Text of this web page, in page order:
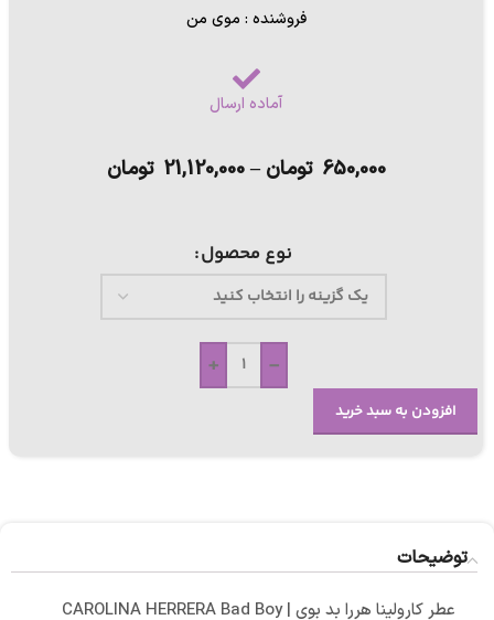
فروشنده : موی من
آماده ارسال
650,000 تومان –
21,120,000 تومان
نوع محصول
-
+
افزودن به سبد خرید
توضیحات
عطر کارولینا هررا بد بوی | CAROLINA HERRERA Bad Boy